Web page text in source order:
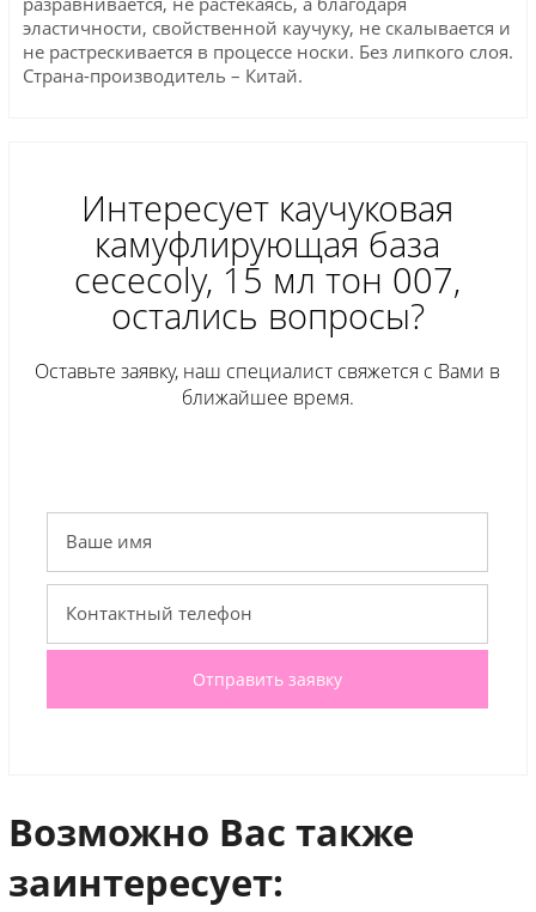
эластичности, свойственной каучуку, не скалывается и
не растрескивается в процессе носки. Без липкого слоя.
Страна-производитель – Китай.
Интересует каучуковая
камуфлирующая база
cececoly, 15 мл тон 007,
остались вопросы?
Оставьте заявку, наш специалист свяжется с Вами в
ближайшее время.
Отправить заявку
Возможно Вас также
заинтересует: